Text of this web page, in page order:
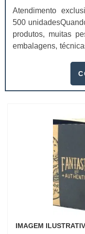
Atendimento
500
produtos, muitas
embalagens,
e logística
um papel de
IMAGEM